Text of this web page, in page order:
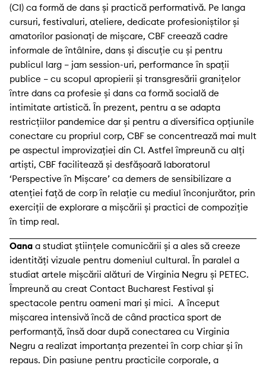
(CI) ca formă de dans și practică performativă. Pe langa
cursuri, festivaluri, ateliere, dedicate profesioniștilor și
amatorilor pasionați de mișcare, CBF creează cadre
informale de întâlnire, dans și discuție cu și pentru
publicul larg – jam session-uri, performance în spații
publice – cu scopul apropierii și transgresării granițelor
între dans ca profesie și dans ca formă socială de
intimitate artistică. În prezent, pentru a se adapta
restricțiilor pandemice dar și pentru a diversifica opțiunile
conectare cu propriul corp, CBF se concentrează mai mult
pe aspectul improvizației din CI. Astfel împreună cu alți
artiști, CBF facilitează și desfășoară laboratorul
‘Perspective în Mișcare’ ca demers de sensibilizare a
atenției față de corp în relație cu mediul înconjurător, prin
exerciții de explorare a mișcării și practici de compoziție
în timp real.
Oana a studiat științele comunicării și a ales să creeze
identități vizuale pentru domeniul cultural. În paralel a
studiat artele mișcării alături de Virginia Negru și PETEC.
Împreună au creat Contact Bucharest Festival și
spectacole pentru oameni mari și mici. A început
mișcarea intensivă încă de când practica sport de
performanță, însă doar după conectarea cu Virginia
Negru a realizat importanța prezentei în corp chiar și în
repaus. Din pasiune pentru practicile corporale, a